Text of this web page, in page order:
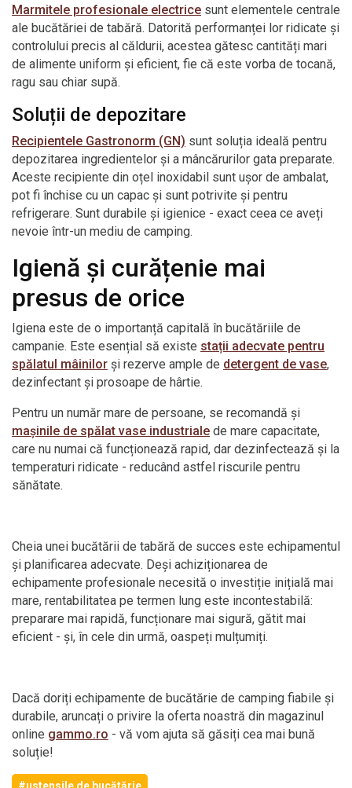
Marmitele profesionale electrice sunt elementele centrale
ale bucătăriei de tabără. Datorită performanței lor ridicate și
controlului precis al căldurii, acestea gătesc cantități mari
de alimente uniform și eficient, fie că este vorba de tocană,
ragu sau chiar supă.
Soluții de depozitare
Recipientele Gastronorm (GN) sunt soluția ideală pentru
depozitarea ingredientelor și a mâncărurilor gata preparate.
Aceste recipiente din oțel inoxidabil sunt ușor de ambalat,
pot fi închise cu un capac și sunt potrivite și pentru
refrigerare. Sunt durabile și igienice - exact ceea ce aveți
nevoie într-un mediu de camping.
Igienă și curățenie mai
presus de orice
Igiena este de o importanță capitală în bucătăriile de
campanie. Este esențial să existe stații adecvate pentru
spălatul mâinilor și rezerve ample de detergent de vase,
dezinfectant și prosoape de hârtie.
Pentru un număr mare de persoane, se recomandă și
mașinile de spălat vase industriale de mare capacitate,
care nu numai că funcționează rapid, dar dezinfectează și la
temperaturi ridicate - reducând astfel riscurile pentru
sănătate.
Cheia unei bucătării de tabără de succes este echipamentul
și planificarea adecvate. Deși achiziționarea de
echipamente profesionale necesită o investiție inițială mai
mare, rentabilitatea pe termen lung este incontestabilă:
preparare mai rapidă, funcționare mai sigură, gătit mai
eficient - și, în cele din urmă, oaspeți mulțumiți.
Dacă doriți echipamente de bucătărie de camping fiabile și
durabile, aruncați o privire la oferta noastră din magazinul
online gammo.ro - vă vom ajuta să găsiți cea mai bună
soluție!